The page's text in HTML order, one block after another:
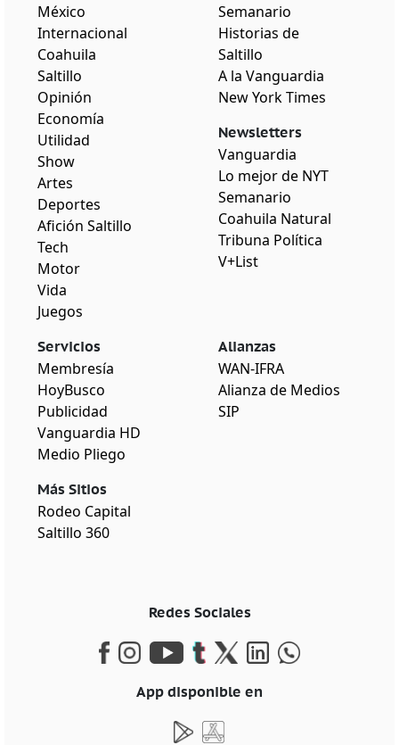
México
Internacional
Coahuila
Saltillo
Opinión
Economía
Utilidad
Show
Artes
Deportes
Afición Saltillo
Tech
Motor
Vida
Juegos
Semanario
Historias de
Saltillo
A la Vanguardia
New York Times
Newsletters
Vanguardia
Lo mejor de NYT
Semanario
Coahuila Natural
Tribuna Política
V+List
Servicios
Membresía
HoyBusco
Publicidad
Vanguardia HD
Medio Pliego
Más Sitios
Rodeo Capital
Saltillo 360
Alianzas
WAN-IFRA
Alianza de Medios
SIP
Redes Sociales
App disponible en